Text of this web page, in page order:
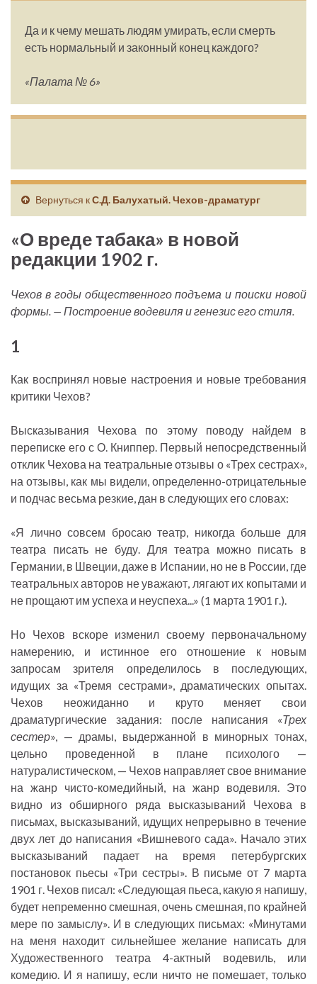
Да и к чему мешать людям умирать, если смерть
есть нормальный и законный конец каждого?
«Палата № 6»
Вернуться кС.Д. Балухатый. Чехов-драматург
«О вреде табака» в новой
редакции 1902 г.
Чехов в годы общественного подъема и поиски новой
формы. — Построение водевиля и генезис его стиля.
1
Как воспринял новые настроения и новые требования
критики Чехов?
Высказывания Чехова по этому поводу найдем в
переписке его с О. Книппер. Первый непосредственный
отклик Чехова на театральные отзывы о «Трех сестрах»,
на отзывы, как мы видели, определенно-отрицательные
и подчас весьма резкие, дан в следующих его словах:
«Я лично совсем бросаю театр, никогда больше для
театра писать не буду. Для театра можно писать в
Германии, в Швеции, даже в Испании, но не в России, где
театральных авторов не уважают, лягают их копытами и
не прощают им успеха и неуспеха...» (1 марта 1901 г.).
Но Чехов вскоре изменил своему первоначальному
намерению, и истинное его отношение к новым
запросам зрителя определилось в последующих,
идущих за «Тремя сестрами», драматических опытах.
Чехов неожиданно и круто меняет свои
драматургические задания: после написания «Трех
сестер», — драмы, выдержанной в минорных тонах,
цельно проведенной в плане психолого —
натуралистическом, — Чехов направляет свое внимание
на жанр чисто-комедийный, на жанр водевиля. Это
видно из обширного ряда высказываний Чехова в
письмах, высказываний, идущих непрерывно в течение
двух лет до написания «Вишневого сада». Начало этих
высказываний падает на время петербургских
постановок пьесы «Три сестры». В письме от 7 марта
1901 г. Чехов писал: «Следующая пьеса, какую я напишу,
будет непременно смешная, очень смешная, по крайней
мере по замыслу». И в следующих письмах: «Минутами
на меня находит сильнейшее желание написать для
Художественного театра 4-актный водевиль, или
комедию. И я напишу, если ничто не помешает, только